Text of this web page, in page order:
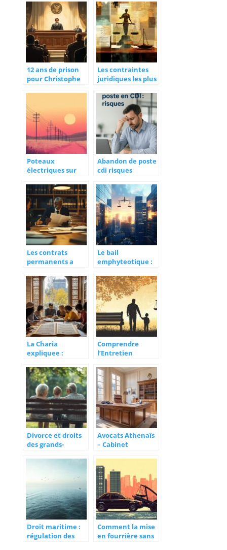
vol de votre carte
d’identite ?
pour faire valoir
vos droits face
aux abus
12 ans de prison
pour Christophe
redéfinit la
stratégie anti-
drogue à Nice
Les contraintes
juridiques les plus
entreprise :
Comment
protéger vos
salariés ?
Poteaux
électriques sur
Les étapes clés
pour constituer
votre dossier
d’indemnisation
Abandon de poste
cdi risques
Les contrats
permanents a
hybride :
nouvelles
tendances
Le bail
emphyteotique :
strategique pour
l’investissement
immobilier
La Charia
expliquee :
fondamentaux de
la legislation
musulmane
Comprendre
l’Entretien
Enfants : Droits et
Obligations du
Père après une
Séparation sans
Intervention du
Juge
Divorce et droits
des grands-
familiaux après le
décès d’un parent
Avocats Athenaïs
– Cabinet
Droit maritime :
régulation des
Comment la mise
en fourrière sans